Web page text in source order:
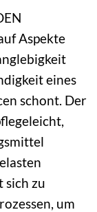
Aspekte
eines
schont. Der
sich zu
um